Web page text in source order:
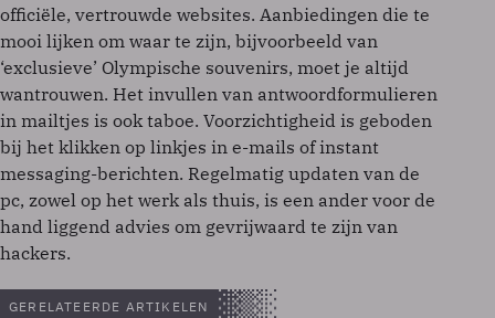
officiële, vertrouwde websites. Aanbiedingen die te
mooi lijken om waar te zijn, bijvoorbeeld van
‘exclusieve’ Olympische souvenirs, moet je altijd
wantrouwen. Het invullen van antwoordformulieren
in mailtjes is ook taboe. Voorzichtigheid is geboden
bij het klikken op linkjes in e-mails of instant
messaging-berichten. Regelmatig updaten van de
pc, zowel op het werk als thuis, is een ander voor de
hand liggend advies om gevrijwaard te zijn van
hackers.
GERELATEERDE ARTIKELEN